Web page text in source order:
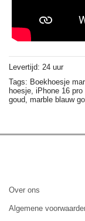
Levertijd: 24 uur
Tags: Boekhoesje
hoesje, iPhone 16
goud, marble blauw
Over ons
Algemene